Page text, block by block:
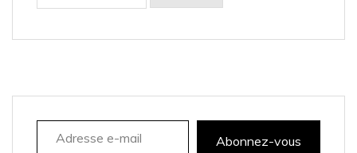
i
a Adresse e-mail
Abonnez-vous